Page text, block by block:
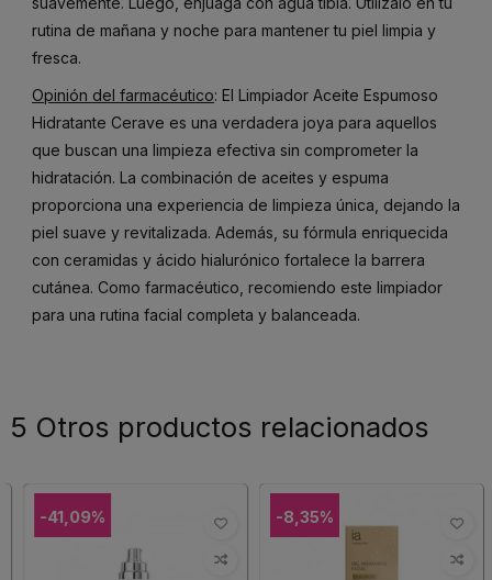
rutina de mañana y noche para mantener tu piel limpia y
fresca.
Opinión del farmacéutico: El Limpiador Aceite Espumoso
Hidratante Cerave es una verdadera joya para aquellos
que buscan una limpieza efectiva sin comprometer la
hidratación. La combinación de aceites y espuma
proporciona una experiencia de limpieza única, dejando la
piel suave y revitalizada. Además, su fórmula enriquecida
con ceramidas y ácido hialurónico fortalece la barrera
cutánea. Como farmacéutico, recomiendo este limpiador
para una rutina facial completa y balanceada.
5 Otros productos relacionados
-41,09% -8,35%